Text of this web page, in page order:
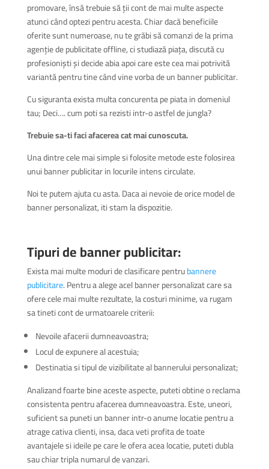
promovare, însă trebuie să ții cont de mai multe aspecte
atunci când optezi pentru acesta. Chiar dacă beneficiile
oferite sunt numeroase, nu te grăbi să comanzi de la prima
agenție de publicitate offline, ci studiază piața, discută cu
profesioniști și decide abia apoi care este cea mai potrivită
variantă pentru tine când vine vorba de un banner publicitar.
Cu siguranta exista multa concurenta pe piata in domeniul
tau; Deci…. cum poti sa rezisti intr-o astfel de jungla?
Trebuie sa-ti faci afacerea cat mai cunoscuta.
Una dintre cele mai simple si folosite metode este folosirea
unui banner publicitar in locurile intens circulate.
Noi te putem ajuta cu asta. Daca ai nevoie de orice model de
bannerpersonalizat, iti stam la dispozitie.
Tipuri de banner publicitar:
Exista mai multe moduri de clasificare pentrubannere
publicitare. Pentru a alege acel banner personalizat care sa
ofere cele mai multe rezultate, la costuri minime, va rugam
sa tineti cont de urmatoarele criterii:
Nevoile afacerii dumneavoastra;
Locul de expunere al acestuia;
Destinatia si tipul de vizibilitate al bannerului personalizat;
Analizand foarte bine aceste aspecte, puteti obtine o reclama
consistenta pentru afacerea dumneavoastra. Este, uneori,
suficient sa puneti un banner intr-o anume locatie pentru a
atrage cativa clienti, insa, daca veti profita de toate
avantajele si ideile pe care le ofera acea locatie, puteti dubla
sau chiar tripla numarul de vanzari.